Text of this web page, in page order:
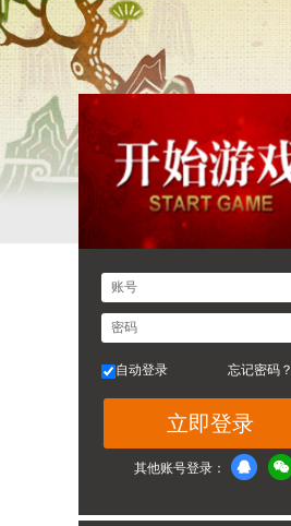
账号
密码
自动登录 忘记密码？
立即登录
其他账号登录：